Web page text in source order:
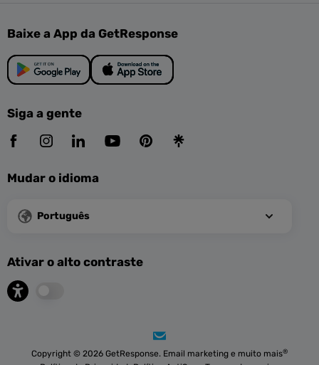
Baixe a App da GetResponse
Siga a gente
Mudar o idioma
Português
Ativar o alto contraste
Copyright © 2026 GetResponse. Email marketing e muito mais®